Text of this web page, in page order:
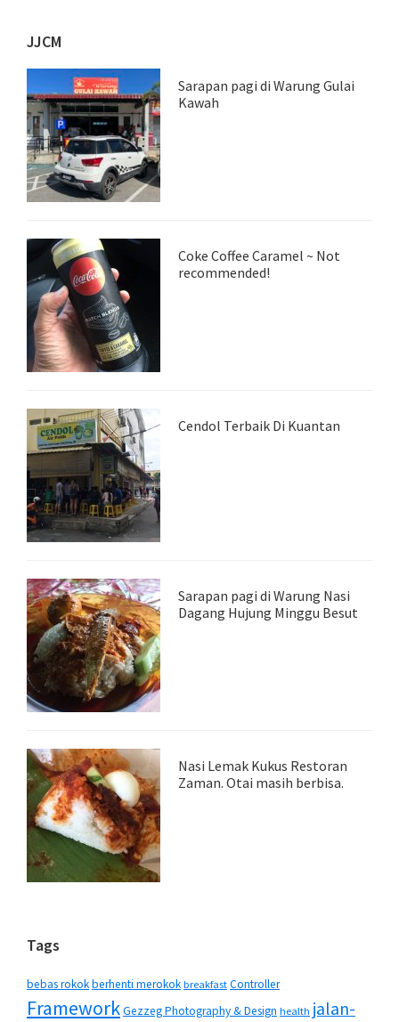
JJCM
Sarapan pagi di Warung Gulai
Kawah
Coke Coffee Caramel ~ Not
recommended!
Cendol Terbaik Di Kuantan
Sarapan pagi di Warung Nasi
Dagang Hujung Minggu Besut
Nasi Lemak Kukus Restoran
Zaman. Otai masih berbisa.
Tags
bebas rokokberhenti merokok breakfast Controller
FrameworkGezzeg Photography & Design health jalan-